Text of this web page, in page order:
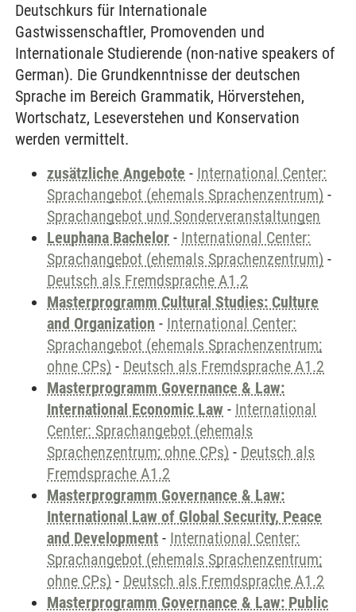
Deutschkurs für Internationale
Gastwissenschaftler, Promovenden und
Internationale Studierende (non-native speakers of
German). Die Grundkenntnisse der deutschen
Sprache im Bereich Grammatik, Hörverstehen,
Wortschatz, Leseverstehen und Konservation
werden vermittelt.
zusätzliche Angebote - International Center:
Sprachangebot (ehemals Sprachenzentrum) -
Sprachangebot und Sonderveranstaltungen
Leuphana Bachelor - International Center:
Sprachangebot (ehemals Sprachenzentrum) -
Deutsch als Fremdsprache A1.2
Masterprogramm Cultural Studies: Culture
and Organization - International Center:
Sprachangebot (ehemals Sprachenzentrum;
ohne CPs) - Deutsch als Fremdsprache A1.2
Masterprogramm Governance & Law:
International Economic Law - International
Center: Sprachangebot (ehemals
Sprachenzentrum; ohne CPs) - Deutsch als
Fremdsprache A1.2
Masterprogramm Governance & Law:
International Law of Global Security, Peace
and Development - International Center:
Sprachangebot (ehemals Sprachenzentrum;
ohne CPs) - Deutsch als Fremdsprache A1.2
Masterprogramm Governance & Law: Public